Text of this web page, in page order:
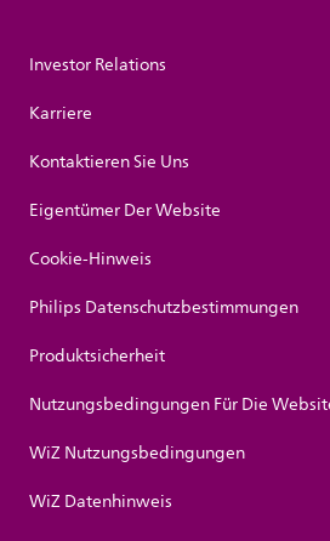
Investor Relations
Karriere
Kontaktieren Sie Uns
Eigentümer Der Website
Cookie-Hinweis
Philips Datenschutzbestimmungen
Produktsicherheit
Nutzungsbedingungen Für Die
WiZ Nutzungsbedingungen
WiZ Datenhinweis